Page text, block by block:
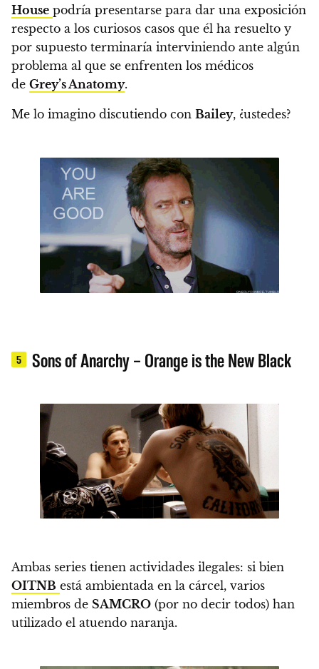
House podría presentarse para dar una exposición
respecto a los curiosos casos que él ha resuelto y
por supuesto terminaría interviniendo ante algún
problema al que se enfrenten los médicos
de Grey’s Anatomy.
Me lo imagino discutiendo con Bailey, ¿ustedes?
5 Sons of Anarchy – Orange is the New Black
Ambas series tienen actividades ilegales: si bien
OITNB está ambientada en la cárcel, varios
miembros de SAMCRO (por no decir todos) han
utilizado el atuendo naranja.